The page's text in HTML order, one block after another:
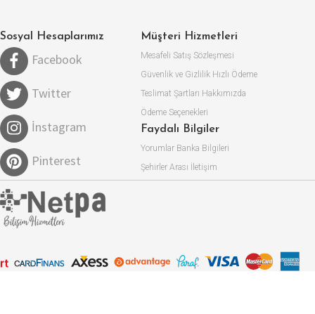
Sosyal Hesaplarımız
Facebook
Twitter
İnstagram
Pinterest
Müşteri Hizmetleri
Mesafeli Satış Sözleşmesi
Güvenlik ve Gizlilik Hızlı Ödeme
Teslimat Şartları Hakkımızda
Ödeme Seçenekleri
Faydalı Bilgiler
Yorumlar Banka Bilgileri
Şehirler Arası İletişim